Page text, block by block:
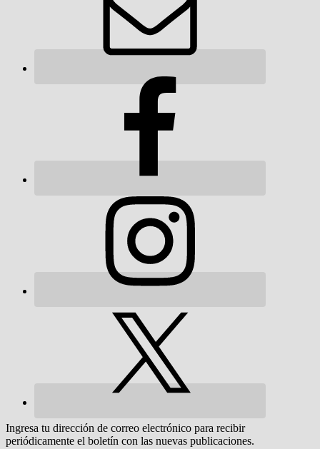
Ingresa tu dirección de correo electrónico para recibir
periódicamente el boletín con las nuevas publicaciones.